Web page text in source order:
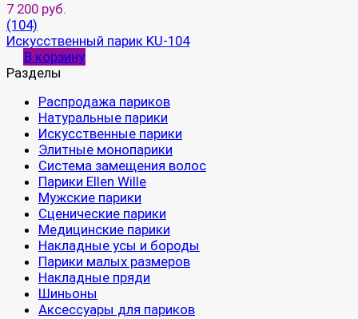
7 200 руб.
(104)
Искусственный парик KU-104
В корзину
Разделы
Распродажа париков
Натуральные парики
Искусственные парики
Элитные монопарики
Система замещения волос
Парики Ellen Wille
Мужские парики
Сценические парики
Медицинские парики
Накладные усы и бороды
Парики малых размеров
Накладные пряди
Шиньоны
Аксессуары для париков